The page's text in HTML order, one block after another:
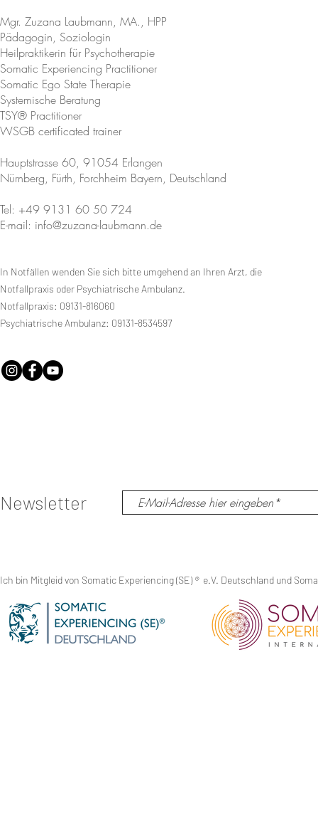
Amnion Mond nach Fehlgeburt
Mgr. Zuzana Laubmann, MA., HPP
Pädagogin, Soziologin
Heilpraktikerin für Psychotherapie
Somatic Experiencing Practitioner
Somatic Ego State Therapie
Systemische Beratung
TSY® Practitioner
WSGB certificated trainer
Hauptstrasse 60, 91054 Erlangen
Nürnberg, Fürth, Forchheim Bayern, Deutschland
Tel: +49 9131 60 50 724
E-mail: info@zuzana-laubmann.de
In Notfällen wenden Sie sich bitte umgehend an Ihren Arzt, die
Notfallpraxis oder Psychiatrische Ambulanz.
Notfallpraxis: 09131-816060
Psychiatrische Ambulanz: 09131-8534597
Newsletter
Ich bin Mitgleid von Somatic Experiencing (SE)® e.V. Deutschland und